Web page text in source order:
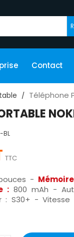
Contact
Téléphone
BL
TTC
-
: 800 mAh -
: S30+ -